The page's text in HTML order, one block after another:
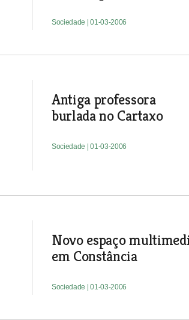
Sociedade | 01-03-2006
Antiga professora
burlada no Cartaxo
Sociedade | 01-03-2006
Novo espaço
em Constância
Sociedade | 01-03-2006